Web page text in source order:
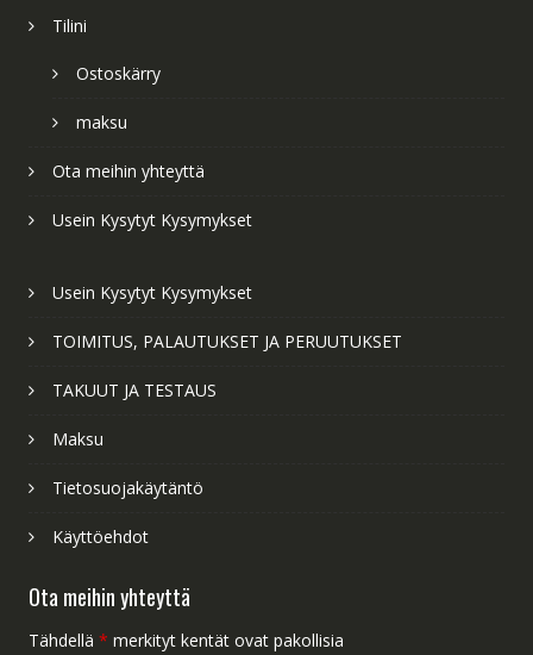
Tilini
Ostoskärry
maksu
Ota meihin yhteyttä
Usein Kysytyt Kysymykset
Usein Kysytyt Kysymykset
TOIMITUS, PALAUTUKSET JA PERUUTUKSET
TAKUUT JA TESTAUS
Maksu
Tietosuojakäytäntö
Käyttöehdot
Ota meihin yhteyttä
Tähdellä * merkityt kentät ovat pakollisia